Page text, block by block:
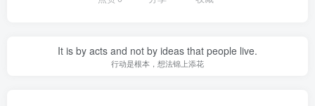
It is by acts and not by ideas that people live.
行动是根本，想法锦上添花